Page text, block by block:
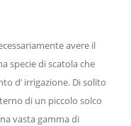
avere il
specie di scatola che
d’ irrigazione. Di solito
di un piccolo solco
vasta gamma di